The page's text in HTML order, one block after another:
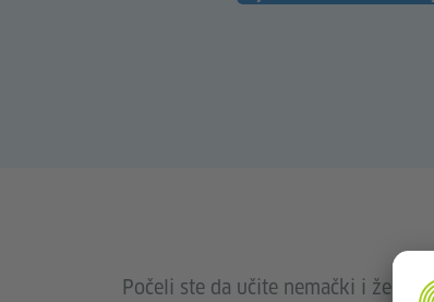
Počeli ste da učite nemački i želite